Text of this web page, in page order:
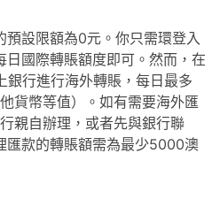
設限額為0元。你只需環登入
國際轉賬額度即可。然而，在
行進行海外轉賬，每日最多
貨幣等值）。如有需要海外匯
親自辦理，或者先與銀行聯
匯款的轉賬額需為最少5000澳